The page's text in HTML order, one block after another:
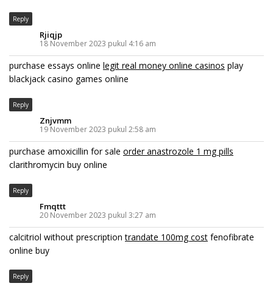
Reply
Rjiqjp
18 November 2023 pukul 4:16 am
purchase essays online legit real money online casinos play
blackjack casino games online
Reply
Znjvmm
19 November 2023 pukul 2:58 am
purchase amoxicillin for sale order anastrozole 1 mg pills
clarithromycin buy online
Reply
Fmqttt
20 November 2023 pukul 3:27 am
calcitriol without prescriptiontrandate 100mg cost fenofibrate
online buy
Reply